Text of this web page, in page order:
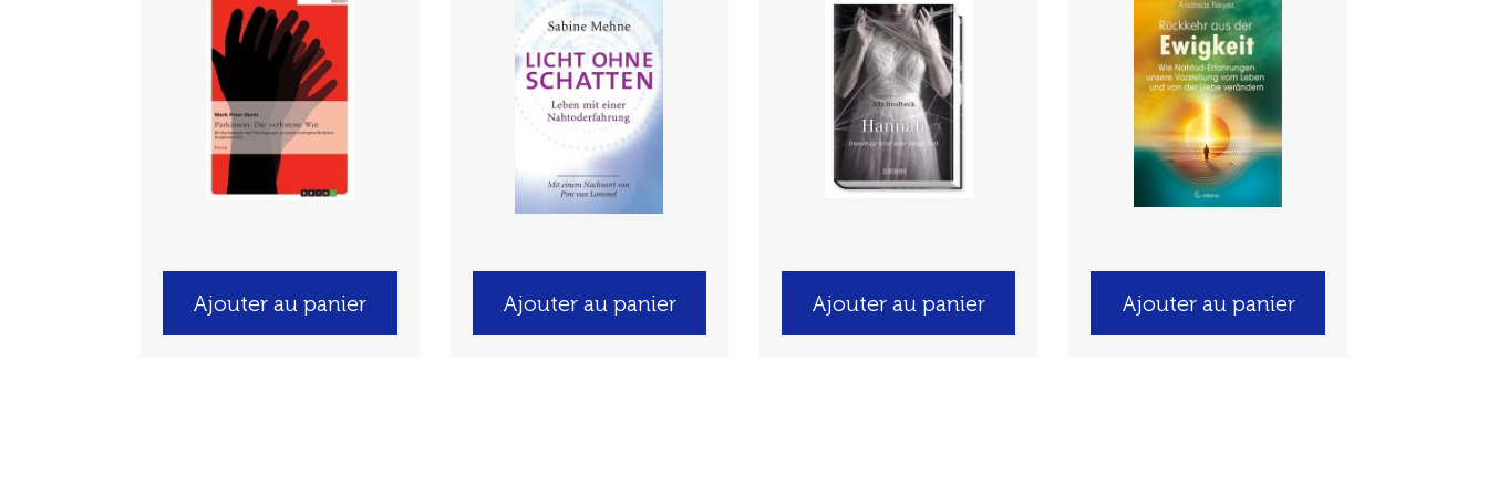
Ajouter au panier Ajouter au panier Ajouter au panier Ajouter au panier